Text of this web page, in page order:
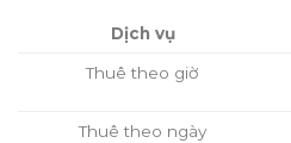
Dịch vụ
Thuê theo giờ
Thuê theo ngày